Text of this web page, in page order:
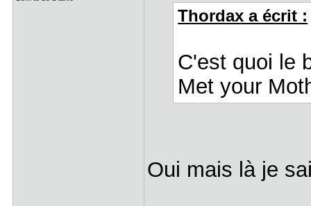
Thordax a écrit :
C'est quoi le
Met your
Oui mais là je